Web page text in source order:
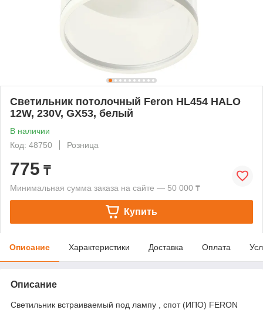
Светильник потолочный Feron HL454 HALO
12W, 230V, GX53, белый
В наличии
Код: 48750
Розница
775 ₸
Минимальная сумма заказа на сайте — 50 000 ₸
Купить
Описание Характеристики Доставка Оплата
Описание
Светильник встраиваемый под лампу , спот (ИПО) FERON